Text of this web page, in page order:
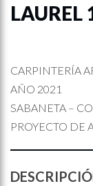
LAUREL
CARPINTERÍA
AÑO 2021
SABANETA –
PROYECTO DE